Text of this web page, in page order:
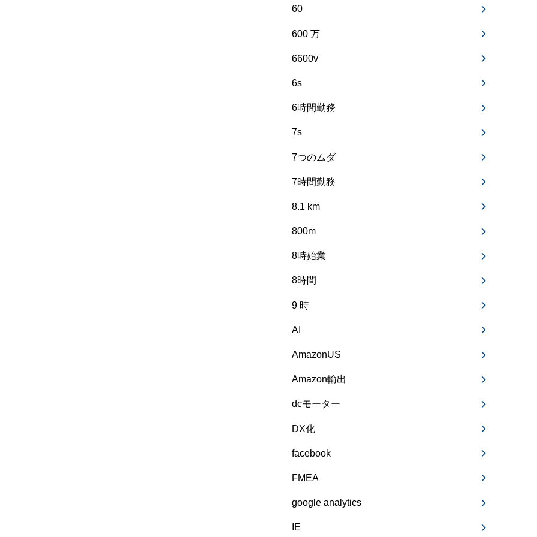
60
600 万
6600v
6s
6時間勤務
7s
7つのムダ
7時間勤務
8.1 km
800m
8時始業
8時間
9 時
AI
AmazonUS
Amazon輸出
dcモーター
DX化
facebook
FMEA
google analytics
IE